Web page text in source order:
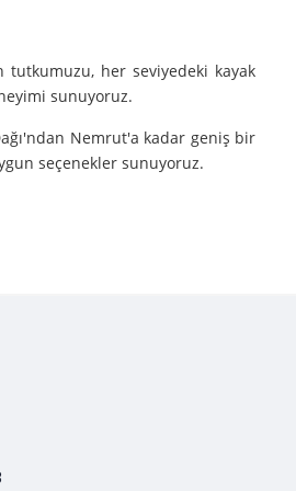
tutkumuzu, her seviyedeki kayak
sunuyoruz.
Nemrut'a kadar geniş bir
seçenekler sunuyoruz.